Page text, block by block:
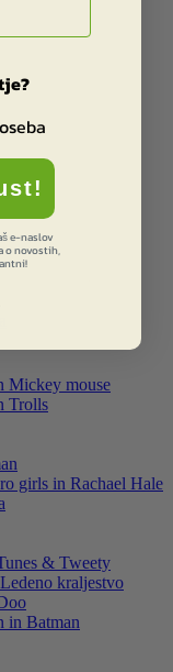
Mickey mouse
Trolls
girls in Rachael Hale
& Tweety
kraljestvo
in Batman
e-naslov
o novostih,